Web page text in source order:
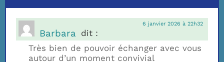
Barbara dit :
6 janvier 2026 à 22h32
Très bien de pouvoir échanger avec vous
autour d’un moment convivial